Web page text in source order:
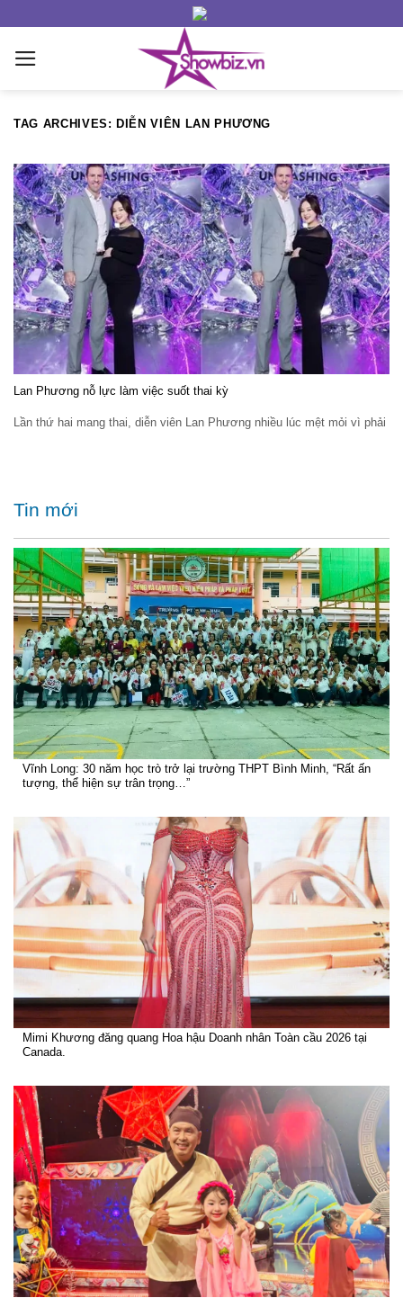
content
TAG ARCHIVES: DIỄN VIÊN LAN PHƯƠNG
Lan Phương nỗ lực làm việc suốt thai kỳ
Lần thứ hai mang thai, diễn viên Lan Phương nhiều lúc mệt mỏi vì phải
Tin mới
Vĩnh Long: 30 năm học trò trở lại trường THPT Bình Minh, “Rất ấn
tượng, thể hiện sự trân trọng…”
Mimi Khương đăng quang Hoa hậu Doanh nhân Toàn cầu 2026 tại
Canada.